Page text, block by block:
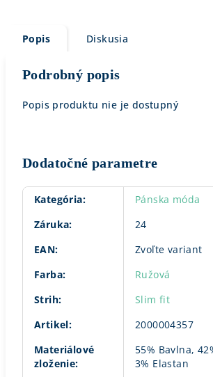
Popis Diskusia
Podrobný popis
Popis produktu nie je dostupný
Dodatočné parametre
Kategória:
Pánska móda
Záruka:
24
EAN:
Zvoľte variant
Farba:
Ružová
Strih:
Slim fit
Artikel:
2000004357
Materiálové
zloženie:
55% Bavlna,
3% Elastan